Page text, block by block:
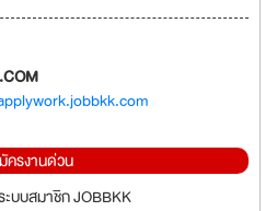
ครงานด่วน
ะบบสมาชิก JOBBKK